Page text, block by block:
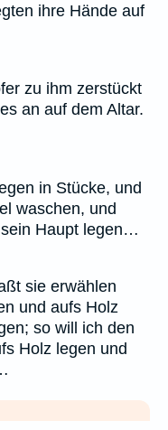
ihre Hände auf
zu ihm zerstückt
an auf dem Altar.
in Stücke, und
waschen, und
Haupt legen…
sie erwählen
und aufs Holz
so will ich den
Holz legen und